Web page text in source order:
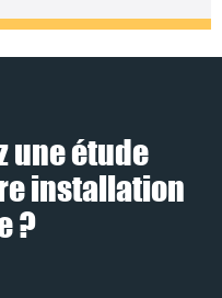
une étude
installation
?